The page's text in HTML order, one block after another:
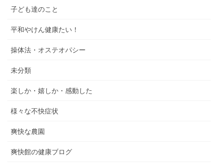
子ども達のこと
平和やけん健康たい！
操体法・オステオパシー
未分類
楽しか・嬉しか・感動した
様々な不快症状
爽快な農園
爽快館の健康ブログ